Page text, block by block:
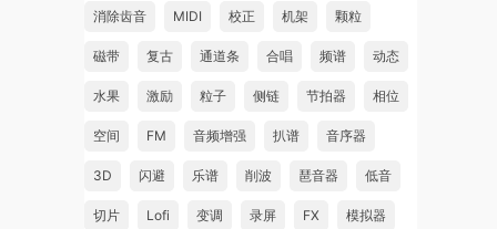
消除齿音 MIDI 校正 机架 颗粒
磁带 复古 通道条 合唱 频谱 动态
水果 激励 粒子 侧链 节拍器 相位
空间 FM 音频增强 扒谱 音序器
3D 闪避 乐谱 削波 琶音器 低音
切片 Lofi 变调 录屏 FX 模拟器